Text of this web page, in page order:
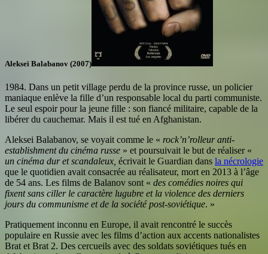
Alekseï Balabanov (2007)
1984. Dans un petit village perdu de la province russe, un policier
maniaque enlève la fille d’un responsable local du parti communiste.
Le seul espoir pour la jeune fille : son fiancé militaire, capable de la
libérer du cauchemar. Mais il est tué en Afghanistan.
Aleksei Balabanov, se voyait comme le « rock’n’rolleur anti-
establishment du cinéma russe » et poursuivait le but de réaliser «
un cinéma dur et scandaleux, écrivait le Guardian dans la nécrologie
que le quotidien avait consacrée au réalisateur, mort en 2013 à l’âge
de 54 ans. Les films de Balanov sont « des comédies noires qui
fixent sans ciller le caractère lugubre et la violence des derniers
jours du communisme et de la société post-soviétique. »
Pratiquement inconnu en Europe, il avait rencontré le succès
populaire en Russie avec les films d’action aux accents nationalistes
Brat et Brat 2. Des cercueils avec des soldats soviétiques tués en